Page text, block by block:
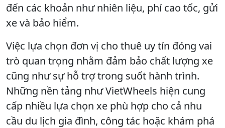
đến các khoản như nhiên liệu, phí cao tốc, gửi
xe và bảo hiểm.
Việc lựa chọn đơn vị cho thuê uy tín đóng vai
trò quan trọng nhằm đảm bảo chất lượng xe
cũng như sự hỗ trợ trong suốt hành trình.
Những nền tảng như VietWheels hiện cung
cấp nhiều lựa chọn xe phù hợp cho cả nhu
cầu du lịch gia đình, công tác hoặc khám phá